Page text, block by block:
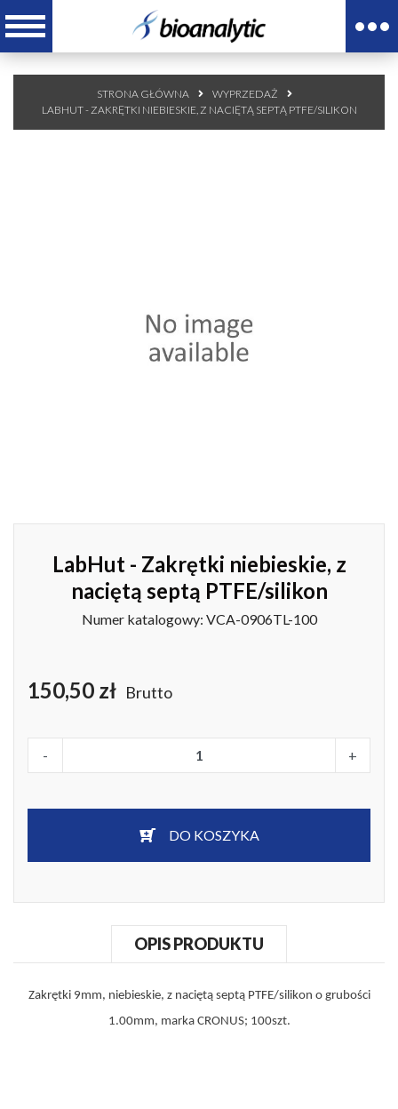
STRONA GŁÓWNA
WYPRZEDAŻ
LABHUT - ZAKRĘTKI NIEBIESKIE, Z NACIĘTĄ SEPTĄ PTFE/SILIKON
LabHut - Zakrętki niebieskie, z
naciętą septą PTFE/silikon
Numer katalogowy: VCA-0906TL-100
150,50 zł Brutto
- +
DO KOSZYKA
OPIS PRODUKTU
Zakrętki 9mm, niebieskie, z naciętą septą PTFE/silikon o grubości
1.00mm, marka CRONUS; 100szt.